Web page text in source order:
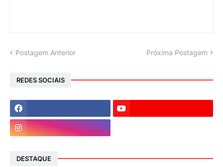
Postagem Anterior Próxima Postagem
REDES SOCIAIS
DESTAQUE